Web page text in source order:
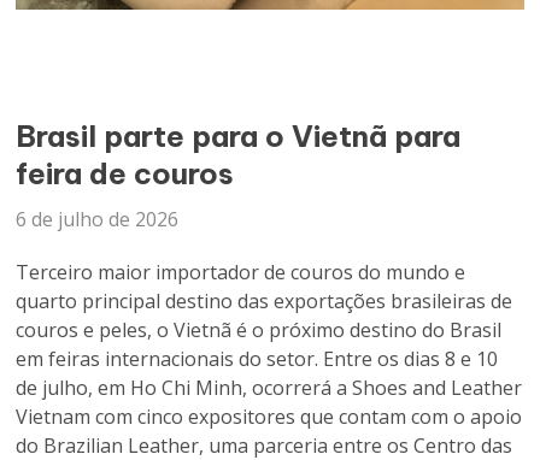
Brasil parte para o Vietnã para
feira de couros
6 de julho de 2026
Terceiro maior importador de couros do mundo e
quarto principal destino das exportações brasileiras de
couros e peles, o Vietnã é o próximo destino do Brasil
em feiras internacionais do setor. Entre os dias 8 e 10
de julho, em Ho Chi Minh, ocorrerá a Shoes and Leather
Vietnam com cinco expositores que contam com o apoio
do Brazilian Leather, uma parceria entre os Centro das